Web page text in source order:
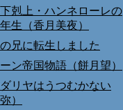
剋上・ハンネローレの
生（香月美夜）
兄に転生しました
ン帝国物語（餅月望）
リヤはうつむかない
）